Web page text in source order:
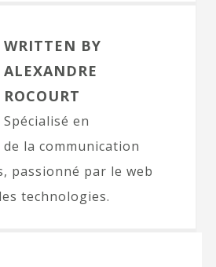
WRITTEN BY
ALEXANDRE
ROCOURT
Spécialisé en
la communication
passionné par le web
technologies.